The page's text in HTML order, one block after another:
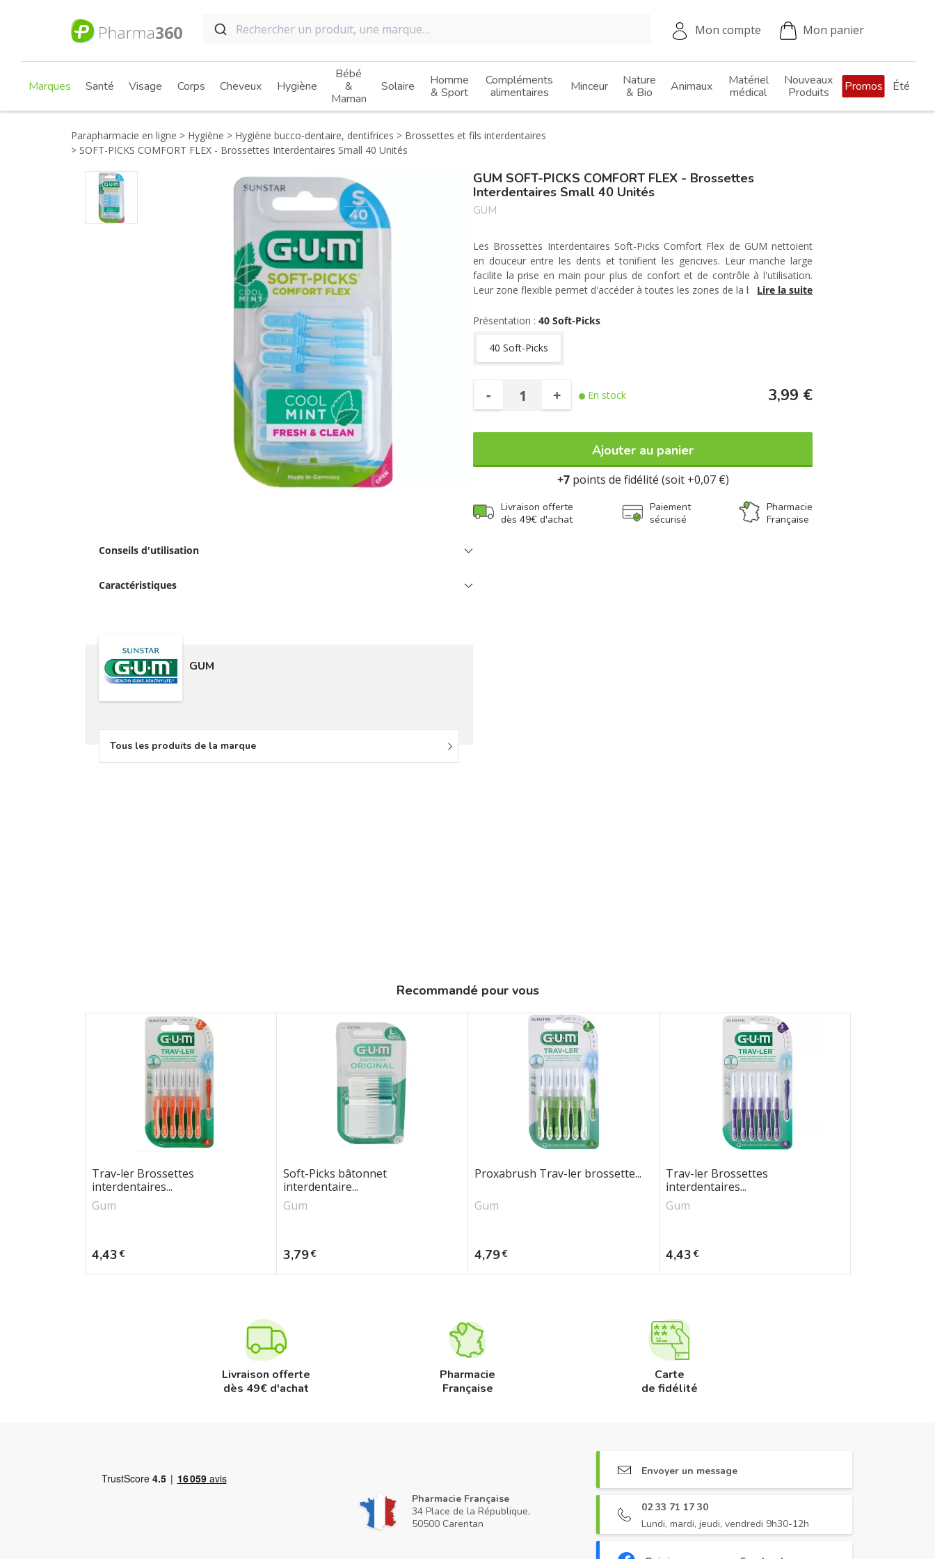
Mon compte Mon panier
Marques Santé Visage Corps Cheveux Hygiène
Bébé
&
Maman
Solaire
Homme
& Sport
Compléments
alimentaires
Minceur
Nature
& Bio
Animaux
Matériel
médical
Nouveaux
Produits
Promos Été
Parapharmacie en ligne Hygiène Hygiène bucco-dentaire, dentifrices
Brossettes et fils interdentaires
SOFT-PICKS COMFORT FLEX - Brossettes Interdentaires Small 40 Unités
GUM SOFT-PICKS COMFORT FLEX - Brossettes
Interdentaires Small 40 Unités
GUM
Les Brossettes Interdentaires Soft-Picks Comfort Flex de GUM nettoient
en douceur entre les dents et tonifient les gencives. Leur manche large
facilite la prise en main pour plus de confort et de contrôle à l'utilisation.
Leur zone flexible permet d'accéder à toutes les zones de la bouche.
Au goût de menthe fraîche.
Blister de 40 bâtonnets de taille S.
Lire la suite
Présentation : 40 Soft-Picks
40 Soft-Picks
En stock
- + 3,99 €
Ajouter au panier
+7 points de fidélité (soit +0,07 €)
Livraison offerte
dès 49€ d'achat
Paiement
sécurisé
Pharmacie
Française
Conseils d'utilisation
Caractéristiques
GUM
Tous les produits de la marque
Recommandé pour vous
Trav-ler Brossettes
interdentaires...
Gum
Prix
4,43 €
Soft-Picks bâtonnet
interdentaire...
Gum
Prix
3,79€
Proxabrush Trav-ler brossette...
Gum
Prix
4,79€
Trav-ler Brossettes
interdentaires...
Gum
Prix
4,43 €
Livraison offerte
dès 49€ d'achat
Pharmacie
Française
Carte
de fidélité
Pharmacie Française
34 Place de la République,
50500 Carentan
Envoyer un message
02 33 71 17 30
Lundi, mardi, jeudi, vendredi 9h30-12h